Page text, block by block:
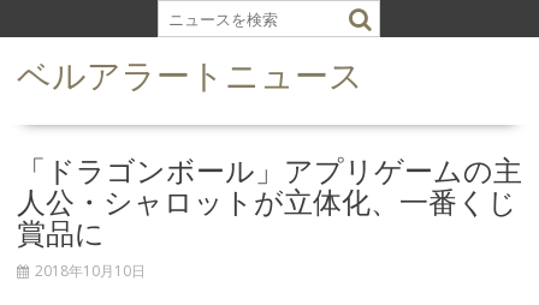
k
ベルアラートニュース
「ドラゴンボール」アプリゲームの主
人公・シャロットが立体化、一番くじ
賞品に
2018年10月10日